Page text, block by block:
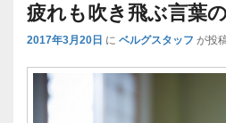
疲れも吹き飛ぶ言葉
2017年3月20日 に ベルグスタッフ が投